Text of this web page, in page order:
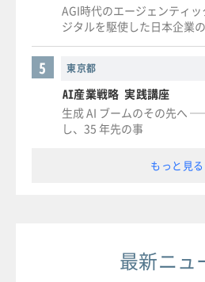
AGI時代のエージェンティ
ジタルを駆使した日本企業
東京都
5
AI産業戦略 実践講座
生成 AI ブームのその先へ
し、35 年先の事
もっと見る
最新ニュ